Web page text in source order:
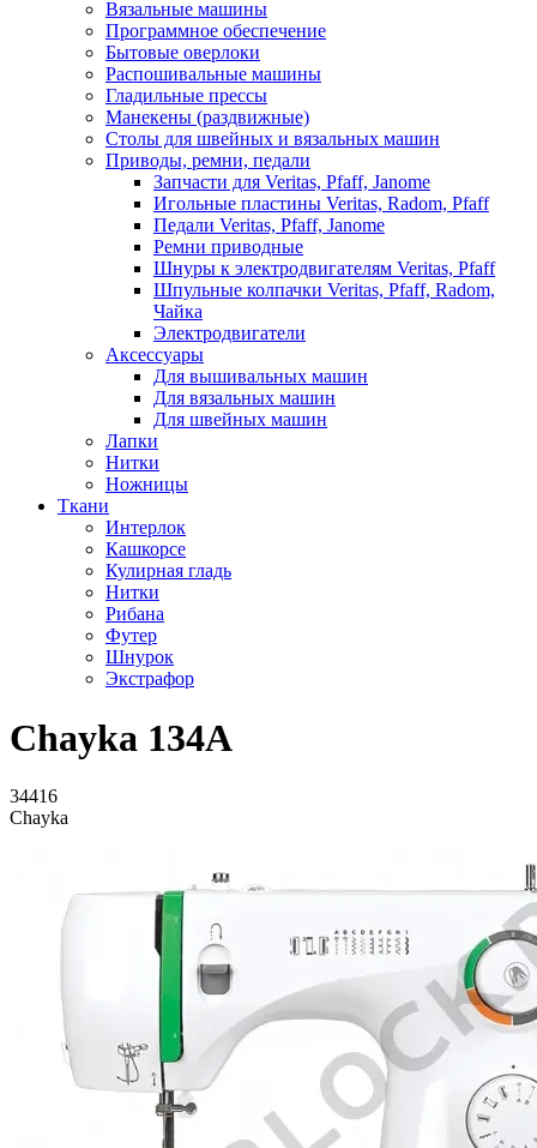
Вязальные машины
Программное обеспечение
Бытовые оверлоки
Распошивальные машины
Гладильные прессы
Манекены (раздвижные)
Столы для швейных и вязальных машин
Приводы, ремни, педали
Запчасти для Veritas, Pfaff, Janome
Игольные пластины Veritas, Radom, Pfaff
Педали Veritas, Pfaff, Janome
Ремни приводные
Шнуры к электродвигателям Veritas, Pfaff
Шпульные колпачки Veritas, Pfaff, Radom,
Чайка
Электродвигатели
Аксессуары
Для вышивальных машин
Для вязальных машин
Для швейных машин
Лапки
Нитки
Ножницы
Ткани
Интерлок
Кашкорсе
Кулирная гладь
Нитки
Рибана
Футер
Шнурок
Экстрафор
Chayka 134А
34416
Chayka